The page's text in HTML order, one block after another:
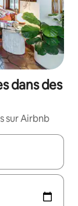
dans des
sur Airbnb
vers le